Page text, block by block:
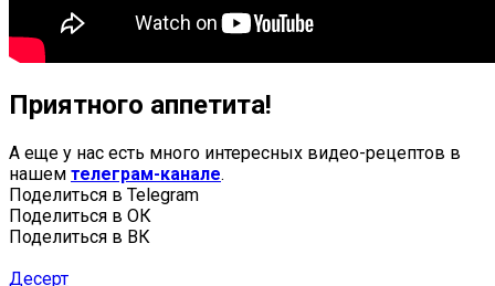
Приятного аппетита!
А еще у нас есть много интересных видео-рецептов в
нашем телеграм-канале.
Поделиться в Telegram
Поделиться в ОК
Поделиться в ВК
Десерт